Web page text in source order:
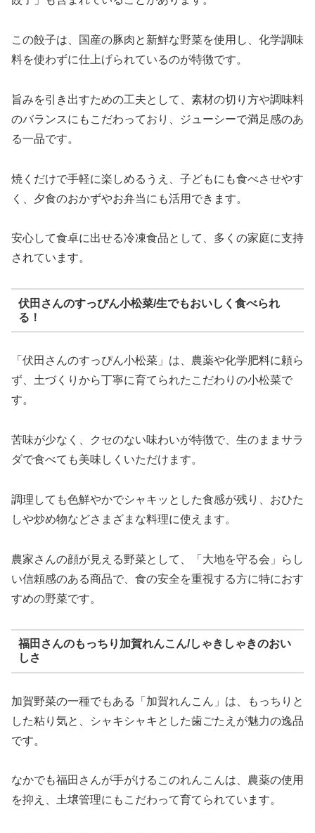
この餃子は、国産の豚肉と新鮮な野菜を使用し、化学調味
料を使わずに仕上げられているのが特徴です。
旨みを引き出すための工夫として、素材の切り方や調味料
のバランスにもこだわっており、ジューシーで満足感のあ
る一品です。
焼くだけで手軽に楽しめるうえ、子どもにも食べさせやす
く、夕食のおかずやお弁当にも活用できます。
安心して食卓に出せる冷凍食品として、多くの家庭に支持
されています。
伏田さんのすっぴん小松菜/生でもおいしく食べられ
る！
「伏田さんのすっぴん小松菜」は、農薬や化学肥料に頼ら
ず、土づくりから丁寧に育てられたこだわりの小松菜で
す。
苦味が少なく、クセのない味わいが特徴で、生のままサラ
ダで食べても美味しくいただけます。
調理しても色鮮やかでシャキッとした食感が残り、おひた
しや炒め物などさまざまな料理に使えます。
農家さんの顔が見える野菜として、「大地を守る会」らし
い信頼感のある商品で、食の安全を重視する方に特におす
すめの野菜です。
福田さんのもっちり加賀れんこん/しゃきしゃきのおい
しさ
加賀野菜の一種でもある「加賀れんこん」は、もっちりと
した粘り気と、シャキシャキとした歯ごたえが魅力の逸品
です。
なかでも福田さんが手がけるこのれんこんは、農薬の使用
を抑え、土壌管理にもこだわって育てられています。